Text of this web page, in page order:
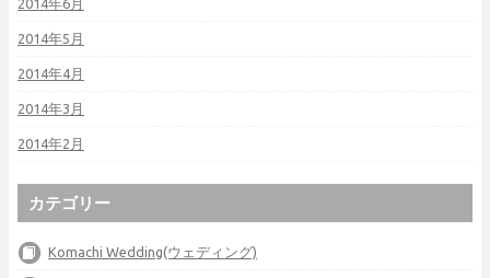
2014年6月
2014年5月
2014年4月
2014年3月
2014年2月
カテゴリー
Komachi Wedding(ウェディング)